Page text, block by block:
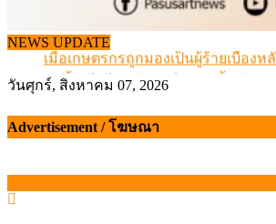
NEWS UPDATE
สกัดลักลอบนำเข้าเอ็นโคแช่แข็งกว่า
เมื่อเกษตรกรถูกมองเป็นผู้ร้ายเบื้อง
สุดอั้น! ไข่ไก่หน้าฟาร์มปรับขึ้นอีก 6 บ
เดินหน้าดัน “ราคากลางโคเนื้อ” แก้
วันศุกร์, สิงหาคม 07, 2026
Advertisement / โฆษณา